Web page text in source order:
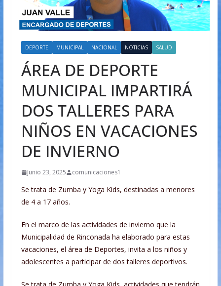
DEPORTE MUNICIPAL NACIONAL NOTICIAS SALUD
ÁREA DE DEPORTE
MUNICIPAL IMPARTIRÁ
DOS TALLERES PARA
NIÑOS EN VACACIONES
DE INVIERNO
Junio 23, 2025 comunicaciones1
Se trata de Zumba y Yoga Kids, destinadas a menores
de 4 a 17 años.
En el marco de las actividades de invierno que la
Municipalidad de Rinconada ha elaborado para estas
vacaciones, el área de Deportes, invita a los niños y
adolescentes a participar de dos talleres deportivos.